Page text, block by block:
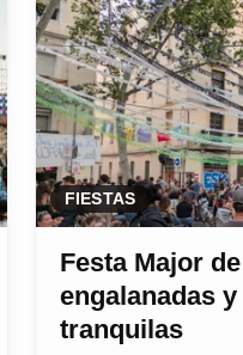
FIESTAS
Festa Major
engalanadas
tranquilas